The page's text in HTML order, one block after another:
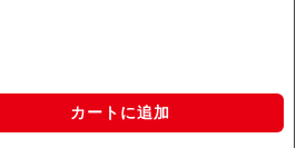
カートに追加